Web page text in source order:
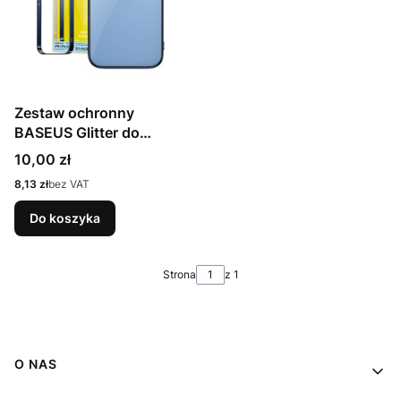
Zestaw ochronny
BASEUS Glitter do
iPhone 14 Pro (niebieski)
Cena
10,00 zł
Cena
8,13 złbez VAT
Do koszyka
Strona z 1
Linki w stopce
O NAS